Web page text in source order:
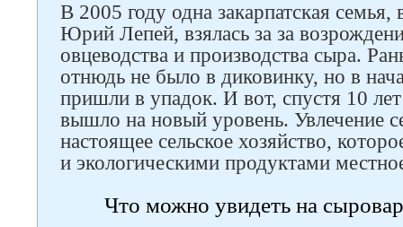
В 2005 году одна закарпатская семья,
Юрий Лепей, взялась за за
овцеводства и производства сыра.
отнюдь не было в диковинку, но в
пришли в упадок. И вот, спустя 10
вышло на новый уровень. Увлечение
настоящее сельское хозяйство,
и экологическими продуктами
Что можно увидеть на